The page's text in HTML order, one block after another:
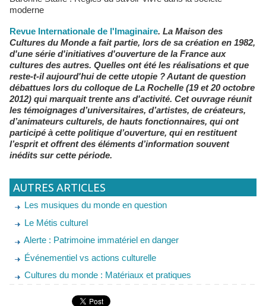
moderne
Revue Internationale de l'Imaginaire. La Maison des
Cultures du Monde a fait partie, lors de sa création en 1982,
d'une série d'initiatives d'ouverture de la France aux
cultures des autres. Quelles ont été les réalisations et que
reste-t-il aujourd'hui de cette utopie ? Autant de question
débattues lors du colloque de La Rochelle (19 et 20 octobre
2012) qui marquait trente ans d'activité. Cet ouvrage réunit
les témoignages d’universitaires, d’artistes, de créateurs,
d’animateurs culturels, de hauts fonctionnaires, qui ont
participé à cette politique d’ouverture, qui en restituent
l’esprit et offrent des éléments d’information souvent
inédits sur cette période.
AUTRES ARTICLES
Les musiques du monde en question
Le Métis culturel
Alerte : Patrimoine immatériel en danger
Événementiel vs actions culturelle
Cultures du monde : Matériaux et pratiques